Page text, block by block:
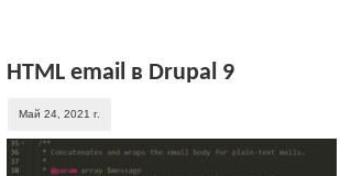
HTML email в Drupal 9
Май 24, 2021 г.